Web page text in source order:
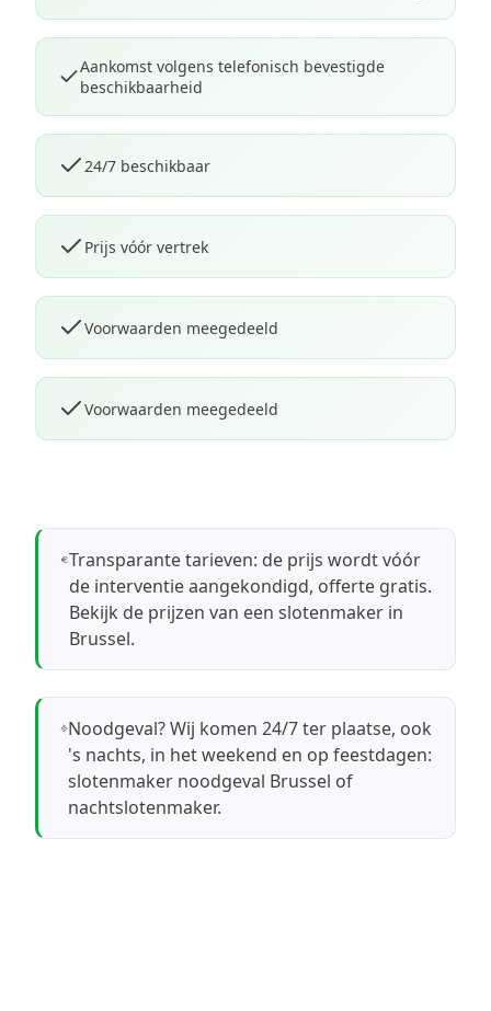
Aankomst volgens telefonisch bevestigde
beschikbaarheid
24/7 beschikbaar
Prijs vóór vertrek
Voorwaarden meegedeeld
Voorwaarden meegedeeld
Transparante tarieven: de prijs wordt vóór
de interventie aangekondigd, offerte gratis.
Bekijk de prijzen van een slotenmaker in
Brussel.
Noodgeval? Wij komen 24/7 ter plaatse, ook
's nachts, in het weekend en op feestdagen:
slotenmaker noodgeval Brussel of
nachtslotenmaker.